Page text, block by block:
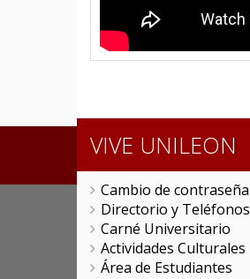
VIVE UNILEON
Cambio de contraseña
Directorio y Teléfonos
Carné Universitario
Actividades Culturales
Área de Estudiantes